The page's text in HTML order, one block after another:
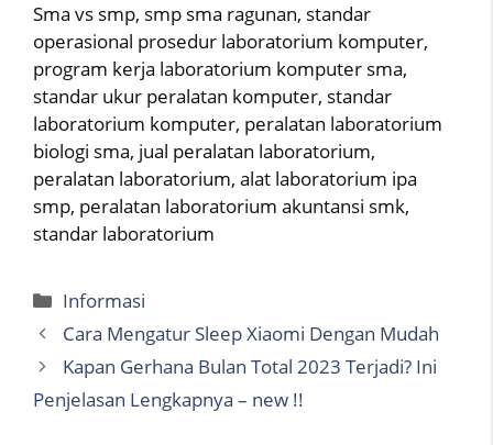
Sma vs smp, smp sma ragunan, standar
operasional prosedur laboratorium komputer,
program kerja laboratorium komputer sma,
standar ukur peralatan komputer, standar
laboratorium komputer, peralatan laboratorium
biologi sma, jual peralatan laboratorium,
peralatan laboratorium, alat laboratorium ipa
smp, peralatan laboratorium akuntansi smk,
standar laboratorium
Categories
Informasi
Cara Mengatur Sleep Xiaomi Dengan Mudah
Kapan Gerhana Bulan Total 2023 Terjadi? Ini
Penjelasan Lengkapnya – new !!